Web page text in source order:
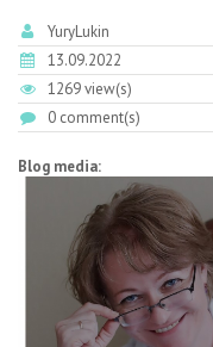
YuryLukin
13.09.2022
1269 view(s)
0 comment(s)
Blog media: